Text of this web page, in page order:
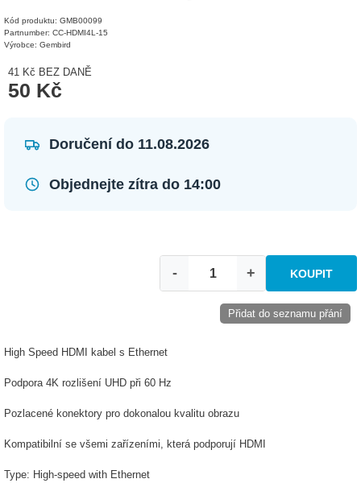
Kód produktu: GMB00099
Partnumber: CC-HDMI4L-15
Výrobce: Gembird
BEZ DANĚ
41 Kč
50 Kč
Doručení do 11.08.2026
Objednejte zítra do 14:00
- + KOUPIT
Přidat do seznamu přání
High Speed HDMI kabel s Ethernet
Podpora 4K rozlišení UHD při 60 Hz
Pozlacené konektory pro dokonalou kvalitu obrazu
Kompatibilní se všemi zařízeními, která podporují HDMI
Type: High-speed with Ethernet